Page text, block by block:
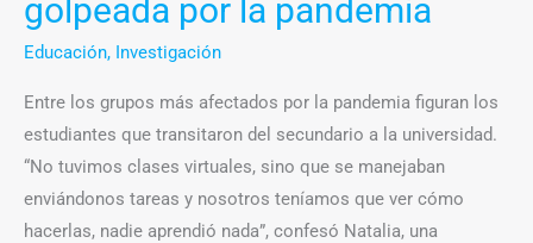
golpeada por la pandemia
Educación, Investigación
Entre los grupos más afectados por la pandemia figuran los
estudiantes que transitaron del secundario a la universidad.
“No tuvimos clases virtuales, sino que se manejaban
enviándonos tareas y nosotros teníamos que ver cómo
hacerlas, nadie aprendió nada”, confesó Natalia, una
la